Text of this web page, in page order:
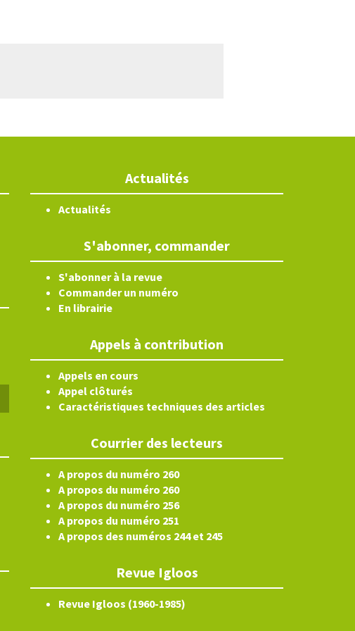
Actualités
Actualités
S'abonner, commander
S'abonner à la revue
Commander un numéro
En librairie
Appels à contribution
Appels en cours
Appel clôturés
Caractéristiques techniques des articles
Courrier des lecteurs
A propos du numéro 260
A propos du numéro 260
A propos du numéro 256
A propos du numéro 251
A propos des numéros 244 et 245
Revue Igloos
Revue Igloos (1960-1985)